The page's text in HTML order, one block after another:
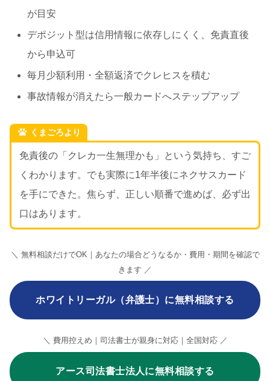
が目安
デポジット型は信用情報に依存しにくく、免責直後
から申込可
毎月少額利用・全額返済でクレヒスを積む
事故情報が消えたら一般カードへステップアップ
くまごろより
免責後の「クレカ一生無理かも」という気持ち、すご
くわかります。でも実際に1年半後にネクサスカード
を手にできた。焦らず、正しい順番で進めば、必ず出
口はあります。
＼ 無料相談だけでOK｜あなたの場合どうなるか・費用・期間を確認で
きます ／
ホワイトリーガル（弁護士）に無料相談する
＼ 費用控えめ｜司法書士が親身に対応｜全国対応 ／
アース司法書士法人に無料相談する